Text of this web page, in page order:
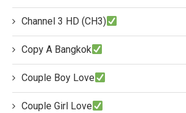
Channel 3 HD (CH3)
Copy A Bangkok
Couple Boy Love
Couple Girl Love